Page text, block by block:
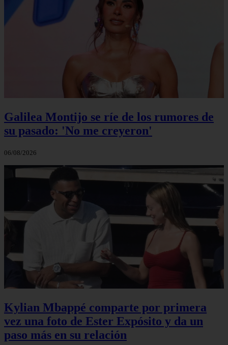
Galilea Montijo se ríe de los rumores de
su pasado: 'No me creyeron'
06/08/2026
Kylian Mbappé comparte por primera
vez una foto de Ester Expósito y da un
paso más en su relación